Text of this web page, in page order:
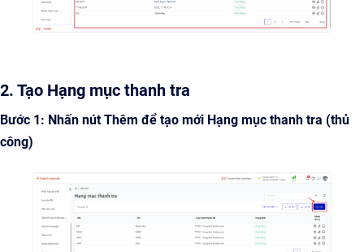
2. Tạo Hạng mục thanh tra
Bước 1: Nhấn nút Thêm để tạo mới Hạng mục thanh tra (thủ
công)